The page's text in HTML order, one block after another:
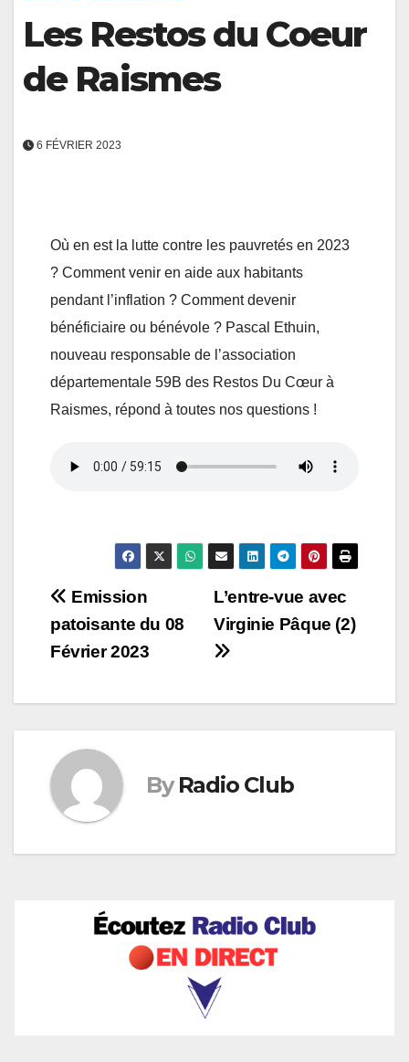
Les Restos du Coeur
de Raismes
6 FÉVRIER 2023
Où en est la lutte contre les pauvretés en 2023
? Comment venir en aide aux habitants
pendant l’inflation ? Comment devenir
bénéficiaire ou bénévole ? Pascal Ethuin,
nouveau responsable de l’association
départementale 59B des Restos Du Cœur à
Raismes, répond à toutes nos questions !
Navigation
de
L’entre-vue avec
Virginie Pâque (2)
Emission
patoisante du 08
Février 2023
By Radio Club